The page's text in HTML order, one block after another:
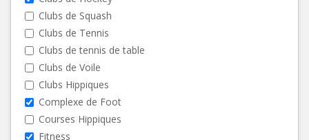
Clubs de Squash
Clubs de Tennis
Clubs de tennis de table
Clubs de Voile
Clubs Hippiques
Complexe de Foot
Courses Hippiques
Fitness